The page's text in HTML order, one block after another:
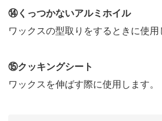
⑭くっつかないアルミホイル
ワックスの型取りをするときに使用
⑮クッキングシート
ワックスを伸ばす際に使用します。